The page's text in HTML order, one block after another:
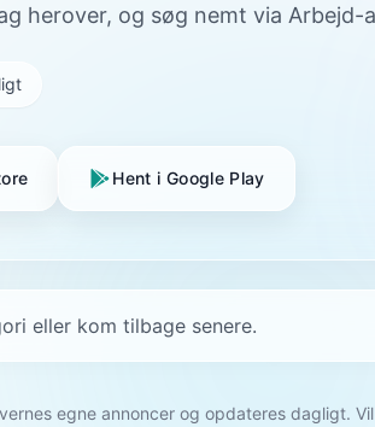
herover, og søg nemt via Arbejd-
Hent i Google Play
eller kom tilbage senere.
egne annoncer og opdateres dagligt.